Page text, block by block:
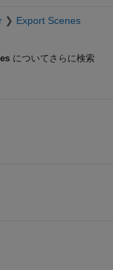
Export Scenes
についてさらに検索